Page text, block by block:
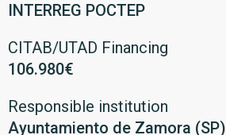
INTERREG POCTEP
CITAB/UTAD Financing
106.980€
Responsible institution
Ayuntamiento de Zamora (SP)